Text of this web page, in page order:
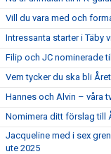
Vill du vara med och
Intressanta starter i Täby
Filip och JC nominerade
Vem tycker du ska bli
Hannes och Alvin – våra
Nomimera ditt förslag till
Jacqueline med i sex
ute 2025